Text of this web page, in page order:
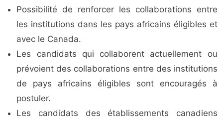
Possibilité de renforcer les collaborations entre
les institutions dans les pays africains éligibles et
avec le Canada.
Les candidats qui collaborent actuellement ou
prévoient des collaborations entre des institutions
de pays africains éligibles sont encouragés à
postuler.
Les candidats des établissements canadiens